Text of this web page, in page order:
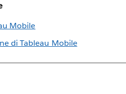
Mobile
di Tableau Mobile